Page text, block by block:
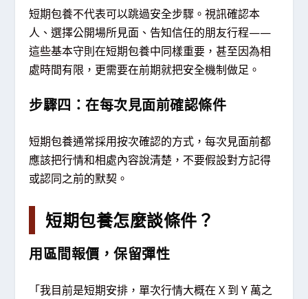
短期包養不代表可以跳過安全步驟。視訊確認本
人、選擇公開場所見面、告知信任的朋友行程——
這些基本守則在短期包養中同樣重要，甚至因為相
處時間有限，更需要在前期就把安全機制做足。
步驟四：在每次見面前確認條件
短期包養通常採用按次確認的方式，每次見面前都
應該把行情和相處內容說清楚，不要假設對方記得
或認同之前的默契。
短期包養怎麼談條件？
用區間報價，保留彈性
「我目前是短期安排，單次行情大概在 X 到 Y 萬之